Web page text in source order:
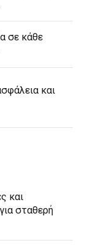
σε κάθε
και
και
σταθερή